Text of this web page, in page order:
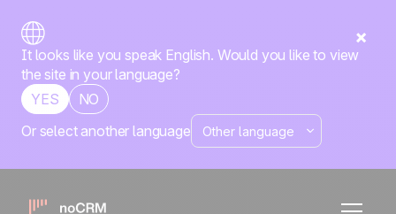
It looks like you speak English. Would you like to view
the site in your language?
YES
NO
Or select another language
Prospecting e agenti
immobiliari: come ottenere
nuovi mandati di vendita